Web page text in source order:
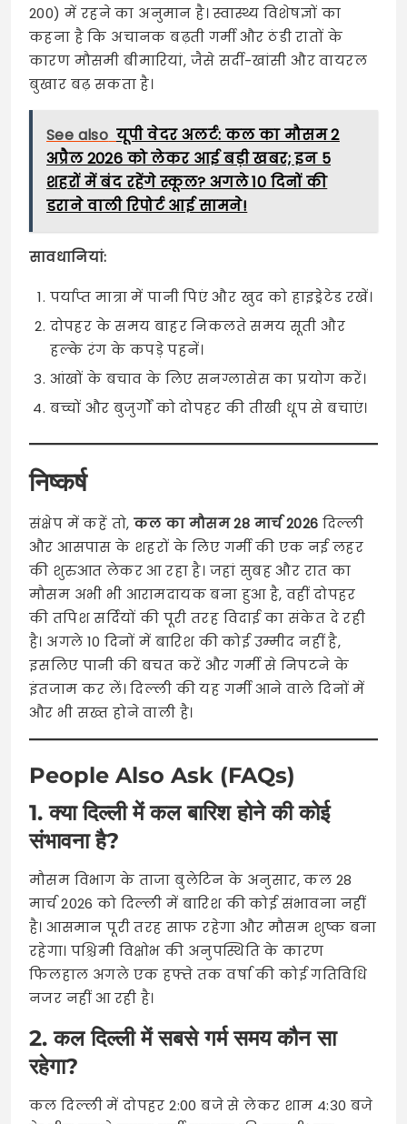
200) में रहने का अनुमान है। स्वास्थ्य विशेषज्ञों का
कहना है कि अचानक बढ़ती गर्मी और ठंडी रातों के
कारण मौसमी बीमारियां, जैसे सर्दी-खांसी और वायरल
बुखार बढ़ सकता है।
See also यूपी वेदर अलर्ट: कल का मौसम 2
अप्रैल 2026 को लेकर आई बड़ी खबर; इन 5
शहरों में बंद रहेंगे स्कूल? अगले 10 दिनों की
डराने वाली रिपोर्ट आई सामने!
सावधानियां:
पर्याप्त मात्रा में पानी पिएं और खुद को हाइड्रेटेड रखें।
दोपहर के समय बाहर निकलते समय सूती और
हल्के रंग के कपड़े पहनें।
आंखों के बचाव के लिए सनग्लासेस का प्रयोग करें।
बच्चों और बुजुर्गों को दोपहर की तीखी धूप से बचाएं।
निष्कर्ष
संक्षेप में कहें तो, कल का मौसम 28 मार्च 2026 दिल्ली
और आसपास के शहरों के लिए गर्मी की एक नई लहर
की शुरुआत लेकर आ रहा है। जहां सुबह और रात का
मौसम अभी भी आरामदायक बना हुआ है, वहीं दोपहर
की तपिश सर्दियों की पूरी तरह विदाई का संकेत दे रही
है। अगले 10 दिनों में बारिश की कोई उम्मीद नहीं है,
इसलिए पानी की बचत करें और गर्मी से निपटने के
इंतजाम कर लें। दिल्ली की यह गर्मी आने वाले दिनों में
और भी सख्त होने वाली है।
People Also Ask (FAQs)
1. क्या दिल्ली में कल बारिश होने की कोई
संभावना है?
मौसम विभाग के ताजा बुलेटिन के अनुसार, कल 28
मार्च 2026 को दिल्ली में बारिश की कोई संभावना नहीं
है। आसमान पूरी तरह साफ रहेगा और मौसम शुष्क बना
रहेगा। पश्चिमी विक्षोभ की अनुपस्थिति के कारण
फिलहाल अगले एक हफ्ते तक वर्षा की कोई गतिविधि
नजर नहीं आ रही है।
2. कल दिल्ली में सबसे गर्म समय कौन सा
रहेगा?
कल दिल्ली में दोपहर 2:00 बजे से लेकर शाम 4:30 बजे